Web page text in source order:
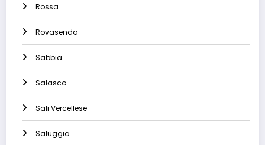
Rossa
Rovasenda
Sabbia
Salasco
Sali Vercellese
Saluggia